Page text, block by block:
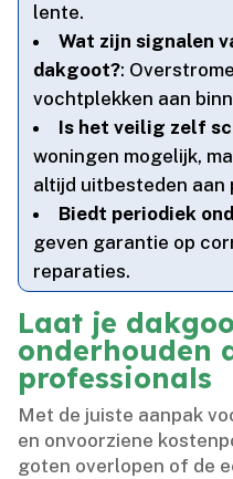
lente.​
Wat zijn signalen
dakgoot?:
vochtplekken aan
Is het veilig zelf
woningen mogelijk,
altijd uitbesteden aan
Biedt periodiek
geven garantie op
reparaties.​
Laat je
onderhouden
professionals
Met de juiste aanpak
en onvoorziene
goten overlopen of de